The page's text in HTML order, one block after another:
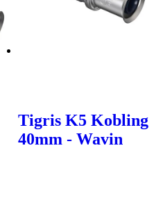
Tigris K5 Kobling
40mm - Wavin